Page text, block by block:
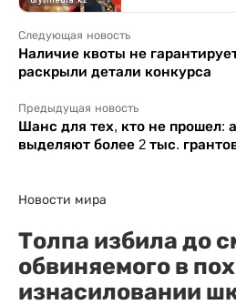
Следующая новость
Наличие квоты не
раскрыли детали конкурса
Предыдущая новость
Шанс для тех, кто не прошел:
выделяют более 2 тыс.
Новости мира
Толпа избила до
обвиняемого в
изнасиловании